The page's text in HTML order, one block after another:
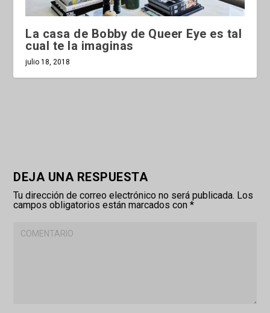
La casa de Bobby de Queer Eye es tal
cual te la imaginas
julio 18, 2018
DEJA UNA RESPUESTA
Tu dirección de correo electrónico no será publicada. Los
campos obligatorios están marcados con*